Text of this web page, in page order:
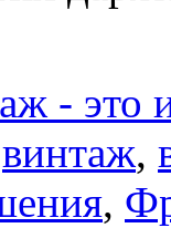
- это
винтаж,
,